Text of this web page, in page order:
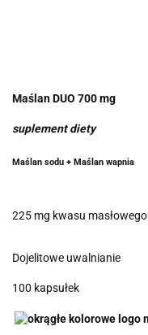
Maślan DUO 700 mg
suplement diety
Maślan sodu + Maślan wapnia
225 mg kwasu masłowego
Dojelitowe uwalnianie
100 kapsułek